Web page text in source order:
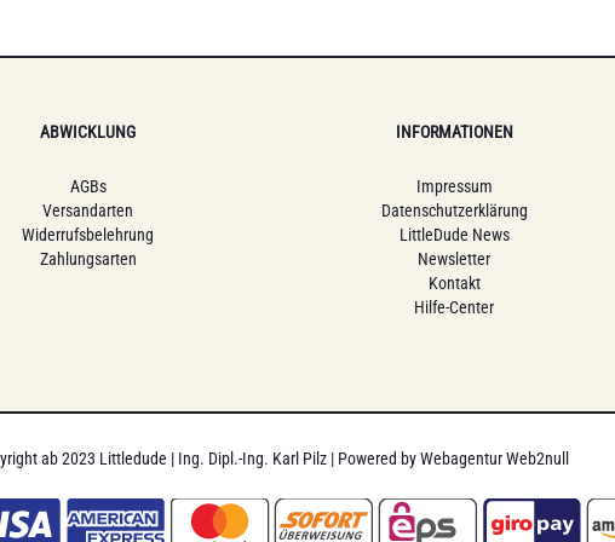
ABWICKLUNG
AGBs
Versandarten
Widerrufsbelehrung
Zahlungsarten
INFORMATIONEN
Impressum
Datenschutzerklärung
LittleDude News
Newsletter
Kontakt
Hilfe-Center
ab 2023 Littledude | Ing. Dipl.-Ing. Karl Pilz | Powered byWebagentur Web2null